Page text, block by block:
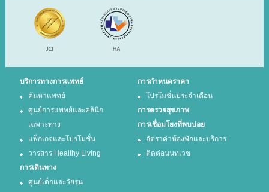
บริการทางการแพทย์
ค้นหาแพทย์
ศูนย์การแพทย์และคลินิก
เฉพาะทาง
แพ็กเกจและโปรโมชั่น
วารสาร Healthy Living
การกำหนดราคา
โปรโมชั่นประจำเดือน
การตรวจสุขภาพ
การเชื่อมโยงที่พบบ่อย
อัตราค่าห้องพักและบริการ
ติดต่อนนทเวช
การเดินทาง
ศูนย์เด็กและวัยรุ่น